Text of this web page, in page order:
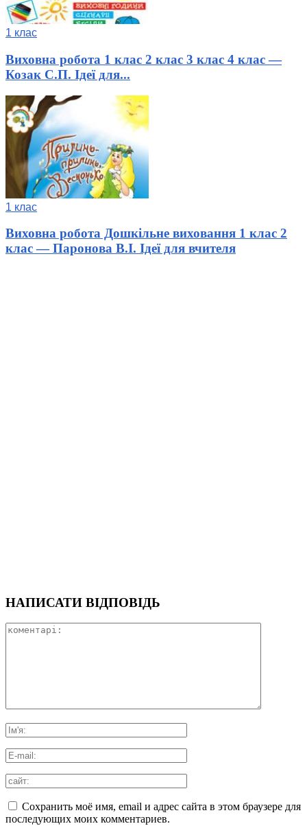
1 клас
Виховна робота 1 клас 2 клас 3 клас 4 клас —
Козак С.П. Ідеї для...
1 клас
Виховна робота Дошкільне виховання 1 клас 2
клас — Паронова В.І. Ідеї для вчителя
НАПИСАТИ ВІДПОВІДЬ
Сохранить моё имя, email и адрес сайта в этом браузере для
последующих моих комментариев.